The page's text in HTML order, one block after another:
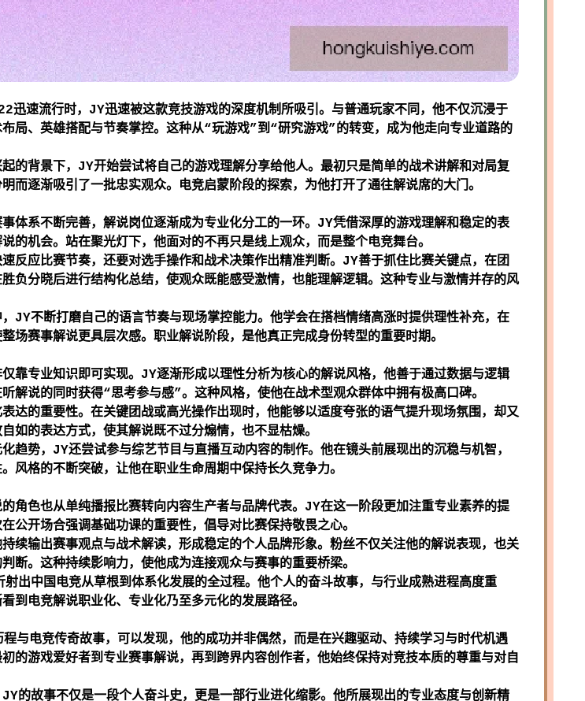
迅速流行时，JY迅速被这款竞技游戏的深度机制所吸引。与普通玩家不同，他不仅沉浸于
局、英雄搭配与节奏掌控。这种从“玩游戏”到“研究游戏”的转变，成为他走向专业道路的
的背景下，JY开始尝试将自己的游戏理解分享给他人。最初只是简单的战术讲解和对局复
而逐渐吸引了一批忠实观众。电竞启蒙阶段的探索，为他打开了通往解说席的大门。
体系不断完善，解说岗位逐渐成为专业化分工的一环。JY凭借深厚的游戏理解和稳定的表
的机会。站在聚光灯下，他面对的不再只是线上观众，而是整个电竞舞台。
反应比赛节奏，还要对选手操作和战术决策作出精准判断。JY善于抓住比赛关键点，在团
负分晓后进行结构化总结，使观众既能感受激情，也能理解逻辑。这种专业与激情并存的风
JY不断打磨自己的语言节奏与现场掌控能力。他学会在搭档情绪高涨时提供理性补充，在
场赛事解说更具层次感。职业解说阶段，是他真正完成身份转型的重要时期。
靠专业知识即可实现。JY逐渐形成以理性分析为核心的解说风格，他善于通过数据与逻辑
解说的同时获得“思考参与感”。这种风格，使他在战术型观众群体中拥有极高口碑。
达的重要性。在关键团战或高光操作出现时，他能够以适度夸张的语气提升现场氛围，却又
如的表达方式，使其解说既不过分煽情，也不显枯燥。
趋势，JY还尝试参与综艺节目与直播互动内容的制作。他在镜头前展现出的沉稳与机智，
风格的不断突破，让他在职业生命周期中保持长久竞争力。
角色也从单纯播报比赛转向内容生产者与品牌代表。JY在这一阶段更加注重专业素养的提
公开场合强调基础功课的重要性，倡导对比赛保持敬畏之心。
续输出赛事观点与战术解读，形成稳定的个人品牌形象。粉丝不仅关注他的解说表现，也关
断。这种持续影响力，使他成为连接观众与赛事的重要桥梁。
出中国电竞从草根到体系化发展的全过程。他个人的奋斗故事，与行业成熟进程高度重
到电竞解说职业化、专业化乃至多元化的发展路径。
与电竞传奇故事，可以发现，他的成功并非偶然，而是在兴趣驱动、持续学习与时代机遇
的游戏爱好者到专业赛事解说，再到跨界内容创作者，他始终保持对竞技本质的尊重与对自
的故事不仅是一段个人奋斗史，更是一部行业进化缩影。他所展现出的专业态度与创新精